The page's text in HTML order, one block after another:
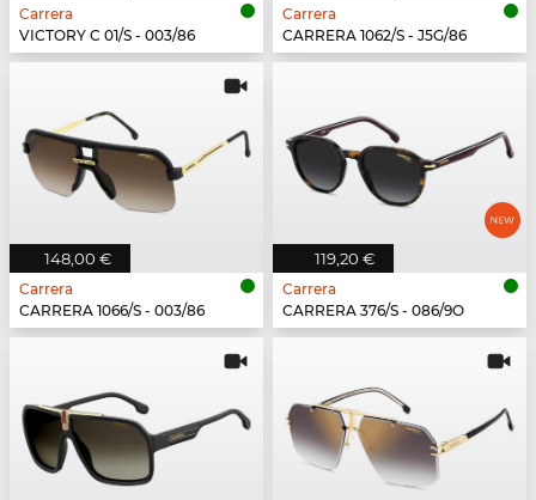
Carrera
VICTORY C 01/S - 003/86
Carrera
CARRERA 1062/S - J5G/86
148,00 €
Carrera
CARRERA 1066/S - 003/86
119,20 €
Carrera
CARRERA 376/S - 086/9O